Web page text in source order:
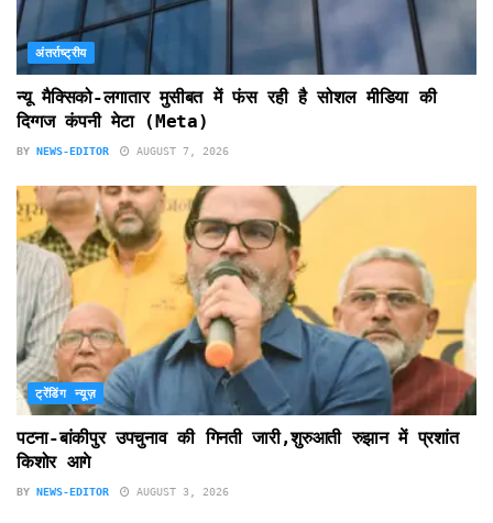
अंतर्राष्ट्रीय
न्यू मैक्सिको-लगातार मुसीबत में फंस रही है सोशल मीडिया की
दिग्गज कंपनी मेटा (Meta)
BY NEWS-EDITOR AUGUST 7, 2026
ट्रेंडिंग न्यूज़
पटना-बांकीपुर उपचुनाव की गिनती जारी,शुरुआती रुझान में प्रशांत
किशोर आगे
BY NEWS-EDITOR AUGUST 3, 2026